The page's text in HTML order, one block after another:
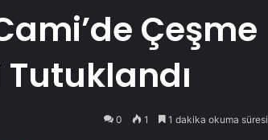
Çeşme
Tutuklandı
0 1 1 dakika okuma süresi